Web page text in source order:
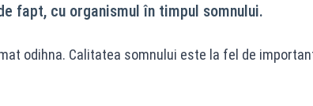
fapt, cu organismul în timpul somnului.
odihna. Calitatea somnului este la fel de